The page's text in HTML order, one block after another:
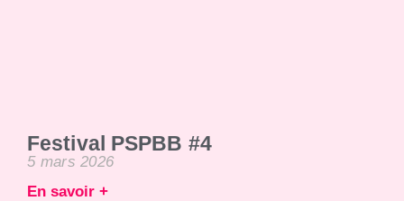
Festival PSPBB #4
5 mars 2026
En savoir +